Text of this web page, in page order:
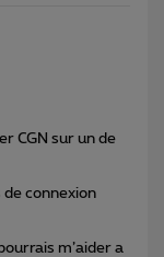
CGN sur un de
de connexion
m’aider a